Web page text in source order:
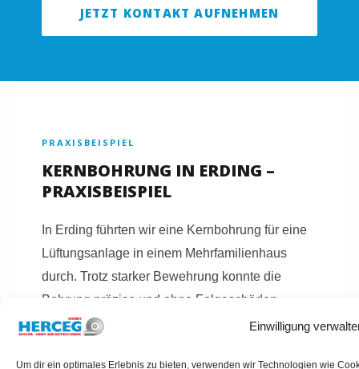
Einwilligung
Um dir ein optimales Erlebnis zu bieten, verwenden wir Technologien wie
JETZT KONTAKT AUFNEHMEN
PRAXISBEISPIEL
KERNBOHRUNG IN ERDING –
PRAXISBEISPIEL
In Erding führten wir eine Kernbohrung für eine
Lüftungsanlage in einem Mehrfamilienhaus
durch. Trotz starker Bewehrung konnte die
Bohrung präzise und ohne Folgeschäden
umgesetzt werden.